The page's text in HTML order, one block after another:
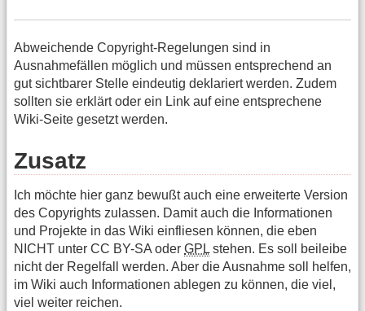
Abweichende Copyright-Regelungen sind in
Ausnahmefällen möglich und müssen entsprechend an
gut sichtbarer Stelle eindeutig deklariert werden. Zudem
sollten sie erklärt oder ein Link auf eine entsprechene
Wiki-Seite gesetzt werden.
Zusatz
Ich möchte hier ganz bewußt auch eine erweiterte Version
des Copyrights zulassen. Damit auch die Informationen
und Projekte in das Wiki einfliesen können, die eben
NICHT unter CC BY-SA oder GPL stehen. Es soll beileibe
nicht der Regelfall werden. Aber die Ausnahme soll helfen,
im Wiki auch Informationen ablegen zu können, die viel,
viel weiter reichen.